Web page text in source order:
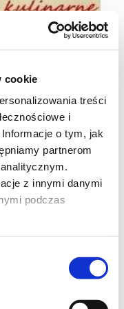
cookie
treści
i
o tym, jak
partnerom
z innymi danymi
podczas
Roux: